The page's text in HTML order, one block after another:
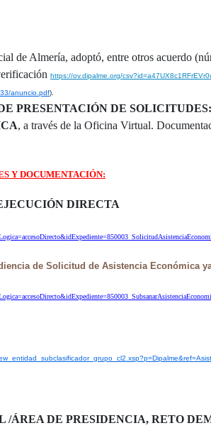
de Almería, adoptó, entre otros acuerdo
https://ov.dipalme.org/
anuncio.pdf).
PRESENTACIÓN DE
, a través de la Oficina Virtual.
Y DOCUMENTACIÓN:
DIRECTA
de Solicitud de Asistencia Económica
/ÁREA DE PRESIDENCIA, RETO